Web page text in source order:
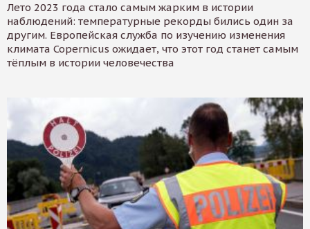
Лето 2023 года стало самым жарким в истории
наблюдений: температурные рекорды бились один за
другим. Европейская служба по изучению изменения
климата Copernicus ожидает, что этот год станет самым
тёплым в истории человечества